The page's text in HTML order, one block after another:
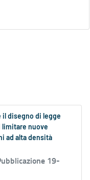
il disegno di legge
limitare nuove
ad alta densità
19-